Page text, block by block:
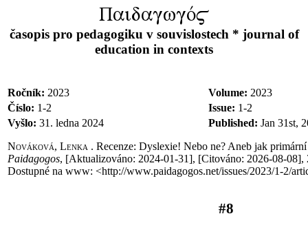
PaidagwgÒ$
časopis pro pedagogiku v souvislostech * journal of
education in contexts
Ročník: 2023 Volume: 2023
Číslo: 1-2 Issue: 1-2
Vyšlo: 31. ledna 2024 Published: Jan 31st,
Nováková, Lenka . Recenze: Dyslexie! Nebo ne? Aneb jak
Paidagogos, [Aktualizováno: 2024-01-31], [Citováno: 2026-08-08],
Dostupné na www: <http://www.paidagogos.net/issues/2023/1-2/
#8